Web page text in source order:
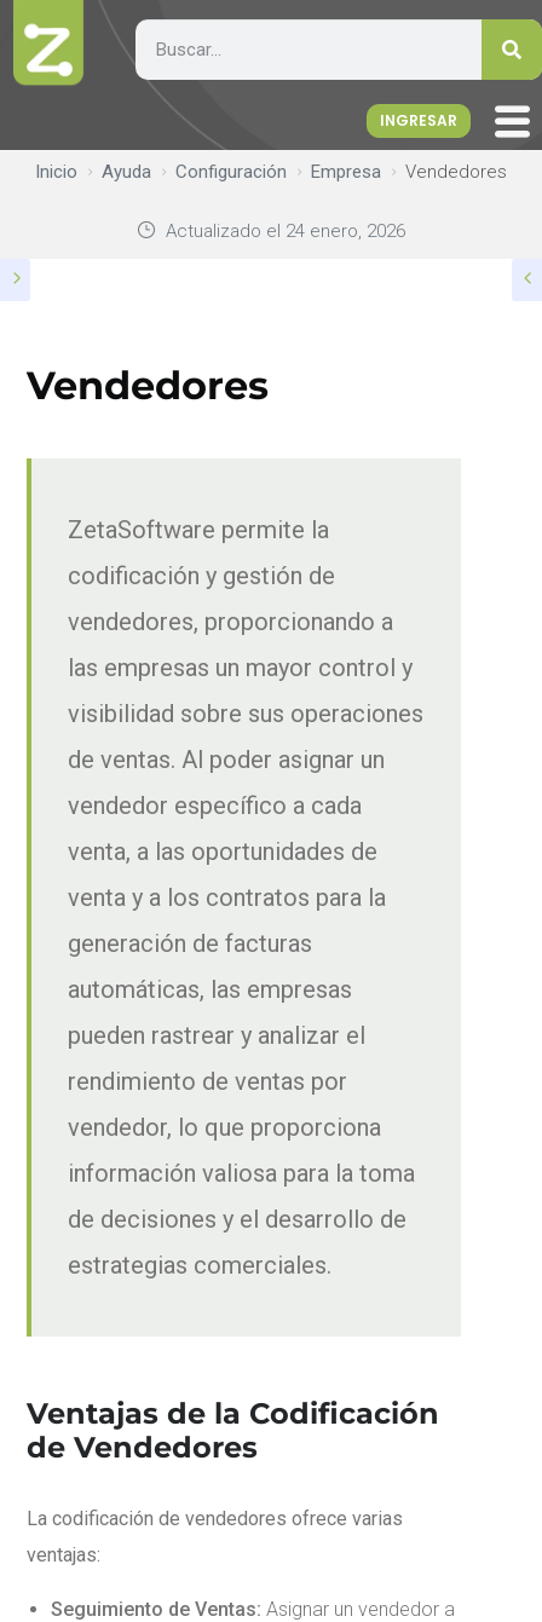
INGRESAR
Inicio Ayuda Configuración Empresa Vendedores
Actualizado el 24 enero, 2026
Vendedores
ZetaSoftware permite la
codificación y gestión de
vendedores, proporcionando a
las empresas un mayor control y
visibilidad sobre sus operaciones
de ventas. Al poder asignar un
vendedor específico a cada
venta, a las oportunidades de
venta y a los contratos para la
generación de facturas
automáticas, las empresas
pueden rastrear y analizar el
rendimiento de ventas por
vendedor, lo que proporciona
información valiosa para la toma
de decisiones y el desarrollo de
estrategias comerciales.
Ventajas de la Codificación
de Vendedores
La codificación de vendedores ofrece varias
ventajas:
Seguimiento de Ventas: Asignar un vendedor a